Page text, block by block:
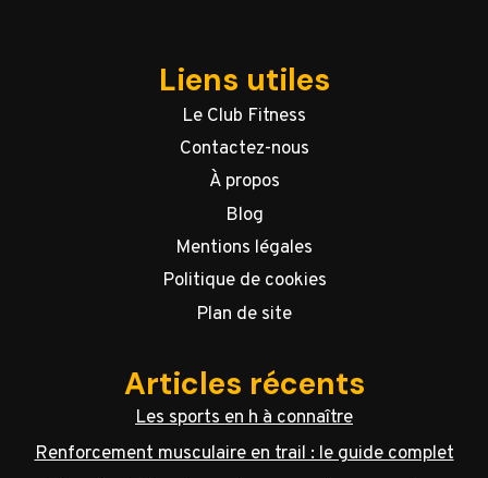
Liens utiles
Le Club Fitness
Contactez-nous
À propos
Blog
Mentions légales
Politique de cookies
Plan de site
Articles récents
Les sports en h à connaître
Renforcement musculaire en trail : le guide complet